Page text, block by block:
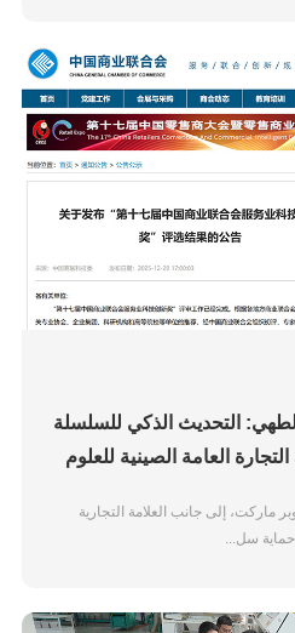
التحديث الذكي للسلسلة
العامة الصينية للعلوم
ماركت، إلى جانب العلامة التجارية
سل...